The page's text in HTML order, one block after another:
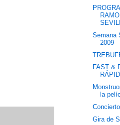
Semana
2009
FAST &
la
Gira de